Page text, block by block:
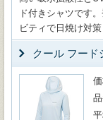
ド付きシャツです
ビティで日焼け対
クール フード